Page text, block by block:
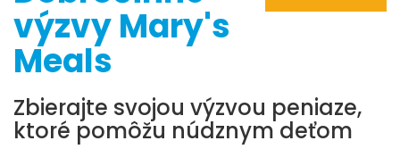
výzvy Mary's
Meals
Zbierajte svojou výzvou peniaze,
ktoré pomôžu núdznym deťom